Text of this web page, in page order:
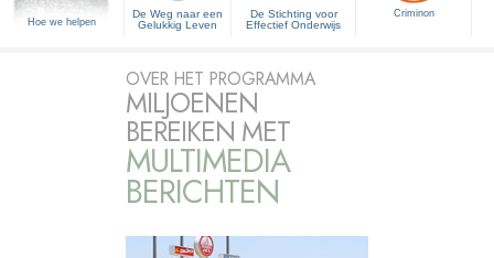
Hoe we helpen
De Weg naar een
Gelukkig Leven
De Stichting voor
Effectief Onderwijs
Criminon
OVER HET PROGRAMMA
MILJOENEN
BEREIKEN MET
MULTIMEDIA
BERICHTEN